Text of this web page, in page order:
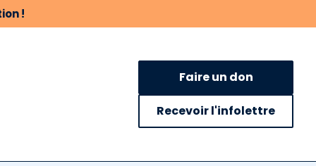
!
Faire un don
Recevoir l'infolettre